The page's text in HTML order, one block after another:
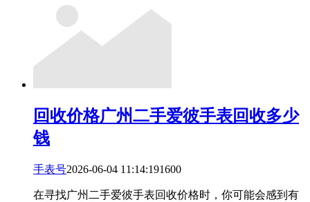
回收价格广州二手爱彼手表回收多少
钱
手表号2026-06-04 11:14:191600
在寻找广州二手爱彼手表回收价格时，你可能会感到有